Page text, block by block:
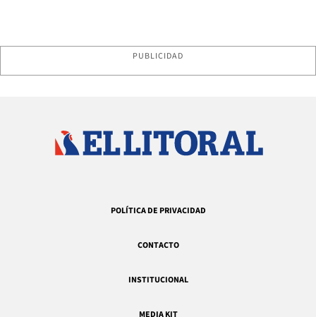
PUBLICIDAD
POLÍTICA DE PRIVACIDAD
CONTACTO
INSTITUCIONAL
MEDIA KIT